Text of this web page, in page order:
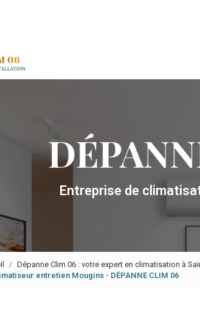
Entreprise de
Dépanne Clim 06 : votre expert en climatisation à
entretien Mougins - DÉPANNE CLIM 06